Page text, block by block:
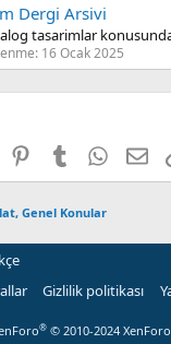
Dergi Arsivi
tasarimlar
16 Ocak 2025
Reddit PinterestTumblr E-
Genel Konular
Gizlilik politikası
® © 2010-2024